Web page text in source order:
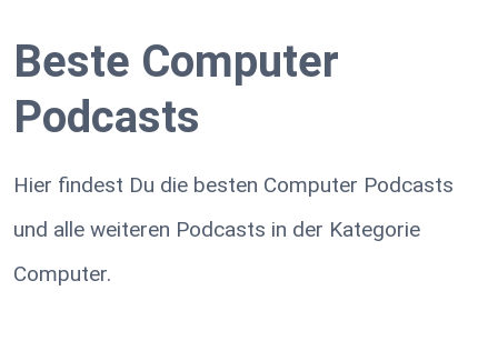
Beste Computer
Podcasts
Hier findest Du die besten Computer Podcasts
und alle weiteren Podcasts in der Kategorie
Computer.